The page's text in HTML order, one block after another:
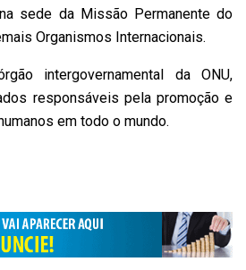
sede da Missão Permanente do
Organismos Internacionais.
intergovernamental da ONU,
responsáveis ​​pela promoção e
em todo o mundo.